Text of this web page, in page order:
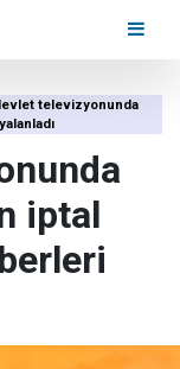
televizyonunda
iptal